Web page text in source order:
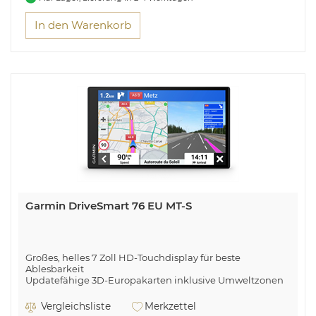
sind
In den Warenkorb
Garmin DriveSmart 76 EU MT-S
Großes, helles 7 Zoll HD-Touchdisplay für beste
Ablesbarkeit
Updatefähige 3D-Europakarten inklusive Umweltzonen
mehrVergleichsliste Merkzettel